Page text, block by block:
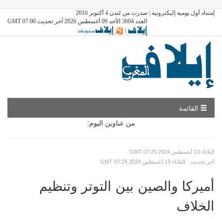
إمتداد أول يومية إليكترونية | صدرت من لندن 4 أكتوبر 2016
العدد 3604 الأحد 09 أغسطس 2026 آخر تحديث GMT 07:00
|
القائمة
من عناوين اليوم:
GMT الثلاثاء 13 أغسطس 2024 07:25
GMT الثلاثاء 13 أغسطس 2024 07:25
: آخر تحديث
أميركا والصين بين التوتر وتنظيم
الخلاف